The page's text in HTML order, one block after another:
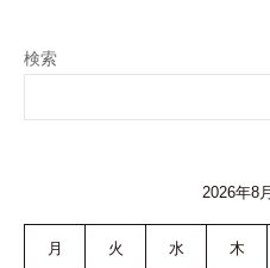
検索
2026年8月
月 火 水 木